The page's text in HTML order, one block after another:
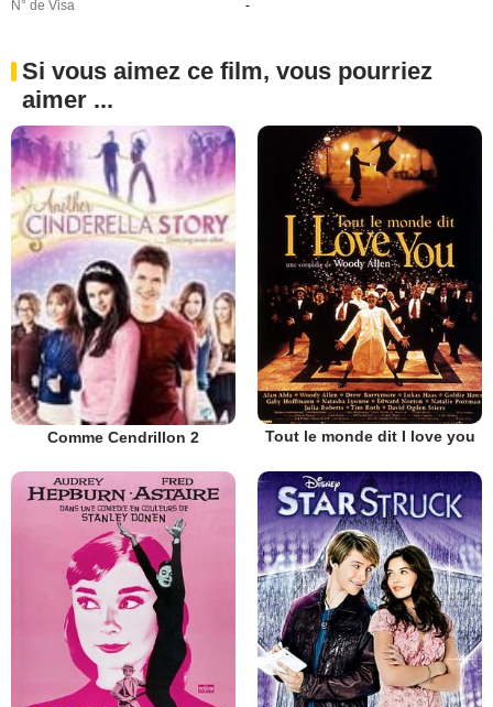
N° de Visa
-
Si vous aimez ce film, vous pourriez
aimer ...
Comme Cendrillon 2 Tout le monde dit I love you